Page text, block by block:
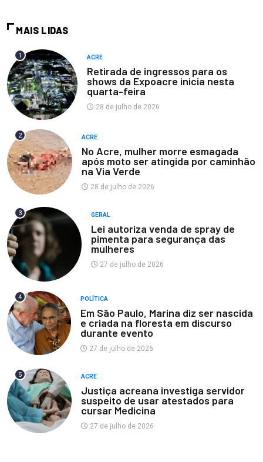
MAIS LIDAS
1 ACRE
Retirada de ingressos para os
shows da Expoacre inicia nesta
quarta-feira
28 de julho de 2026
2 ACRE
No Acre, mulher morre esmagada
após moto ser atingida por caminhão
na Via Verde
28 de julho de 2026
3 GERAL
Lei autoriza venda de spray de
pimenta para segurança das
mulheres
27 de julho de 2026
4 POLÍTICA
Em São Paulo, Marina diz ser nascida
e criada na floresta em discurso
durante evento
27 de julho de 2026
5 ACRE
Justiça acreana investiga servidor
suspeito de usar atestados para
cursar Medicina
27 de julho de 2026